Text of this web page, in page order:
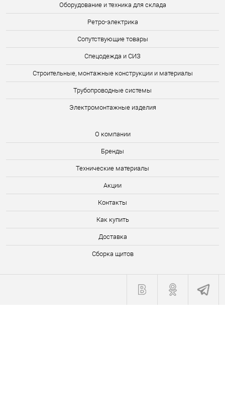
Оборудование и техника для склада
Ретро-электрика
Сопутствующие товары
Спецодежда и СИЗ
Строительные, монтажные конструкции и материалы
Трубопроводные системы
Электромонтажные изделия
О компании
Бренды
Технические материалы
Акции
Контакты
Как купить
Доставка
Сборка щитов